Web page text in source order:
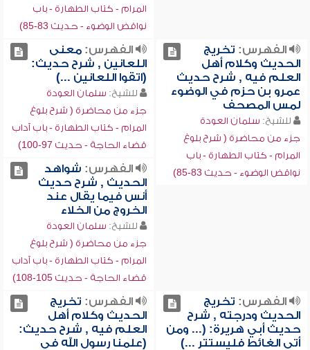
المرام - كتاب الطهارة - باب
نواقض الوضوء - حديث 83-85)
الفهرس: تخريج
الحديث وكلام أهل
العلم فيه , شرح حديث
عمرو بن حزم في الوضوء
لمس المصحف
للشيخ: سلمان العودة
جزء من محاضرة ( شرح بلوغ
المرام - كتاب الطهارة - باب
نواقض الوضوء - حديث 83-85)
الفهرس:معنى
اللعانين , شرح حديث:
(اتقوا اللعانين ...)
للشيخ: سلمان العودة
جزء من محاضرة ( شرح بلوغ
المرام - كتاب الطهارة - باب آداب
قضاء الحاجة - حديث 97-100)
الفهرس: شواهد
الحديث , شرح حديث
أنس فيما يقال عند
الخروج من الخلاء
للشيخ: سلمان العودة
جزء من محاضرة ( شرح بلوغ
المرام - كتاب الطهارة - باب آداب
قضاء الحاجة - حديث 105-108)
الفهرس: تخريج
الحديث ودرجته , شرح
حديث أبي هريرة: (... ومن
أتى الغائط فليستتر ...)
الفهرس: تخريج
الحديث وكلام أهل
العلم فيه , شرح حديث:
(علمنا رسول الله في